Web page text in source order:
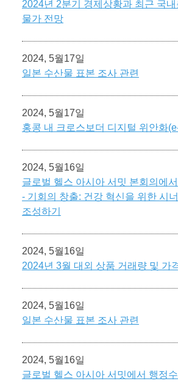
2024년 2분기 경제상황과 최근 국
물가 전망
2024, 5월17일
일본 수산물 표본 조사 관련
2024, 5월17일
홍콩 내 크로스보더 디지털 위안화
2024, 5월16일
글로벌 헬스 아시아 서밋 본회의에
- 기회의 창출: 건강 혁신을 위한 시
조성하기
2024, 5월16일
2024년 3월 대외 상품 거래량 및 가
2024, 5월16일
일본 수산물 표본 조사 관련
2024, 5월16일
글로벌 헬스 아시아 서밋에서 행정